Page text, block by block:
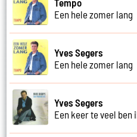
Een hele zomer lang
Yves Segers
Een hele zomer lang
Yves Segers
Een keer te veel ben